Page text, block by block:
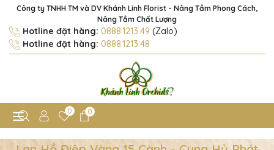
Công ty TNHH TM và DV Khánh Linh Florist - Nâng Tầm Phong Cách,
Nâng Tầm Chất Lượng
Hotline đặt hàng: 0888.1213.49 (Zalo)
Hotline đặt hàng: 0888.1213.48
0 0